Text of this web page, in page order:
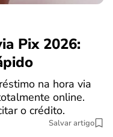
Pix 2026:
na hora via
online.
o crédito.
Salvar artigo